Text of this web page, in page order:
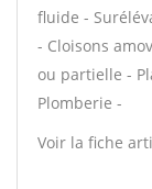
fluide -
- Cloisons
ou partielle -
Plomberie -
Voir la fiche